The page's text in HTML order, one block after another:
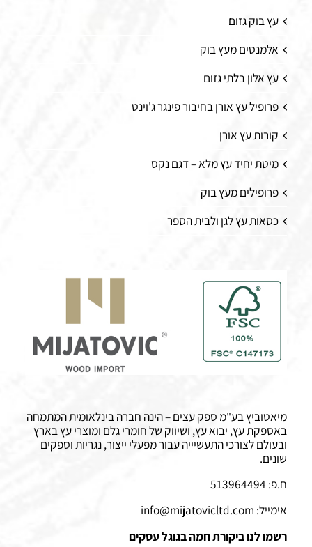
עץ בוק גזום
אלמנטים מעץ בוק
עץ אלון בלתי גזום
פרופיל עץ אורן בחיבור פינגר ג'וינט
קורות עץ אורן
מיטת יחיד עץ מלא – דגם נקס
פרופילים מעץ בוק
כסאות עץ לגן ולבית הספר
מיאטוביץ בע"מ ספק עצים – הינה חברה בינלאומית המתמחה
באספקת עץ, יבוא עץ, ושיווק של חומרי גלם ומוצרי עץ בארץ
ובעולם לצורכי התעשיייה עבור מפעלי ייצור, נגריות וספקים
שונים.
ח.פ: 513964494
אימייל: info@mijatovicltd.com
רשמו לנו ביקורת חמה בגוגל עסקים